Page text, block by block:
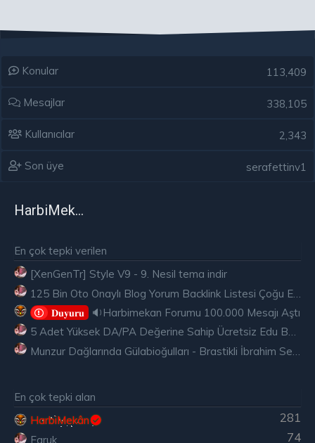
Konular 113,409
Mesajlar 338,105
Kullanıcılar 2,343
Son üye serafettinv1
HarbiMekân
En çok tepki verilen
[XenGenTr] Style V9 - 9. Nesil tema indir
𝐃𝐮𝐲𝐮𝐫𝐮
🔉Harbimekan Forumu 100.000 Mesajı Aştı
5 Adet Yüksek DA/PA Değerine Sahip Ücretsiz Edu Backlink
En çok tepki alan
281
HarbiMekân
74
Faruk